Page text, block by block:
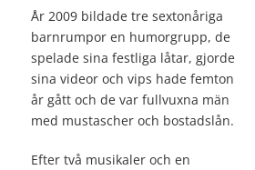
År 2009 bildade tre sextonåriga
barnrumpor en humorgrupp, de
spelade sina festliga låtar, gjorde
sina videor och vips hade femton
år gått och de var fullvuxna män
med mustascher och bostadslån.
Efter två musikaler och en